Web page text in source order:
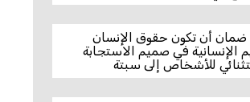
ضمان أن تكون حقوق الإنسان
الإنسانية في صميم الاستجابة
للأشخاص إلى سبتة